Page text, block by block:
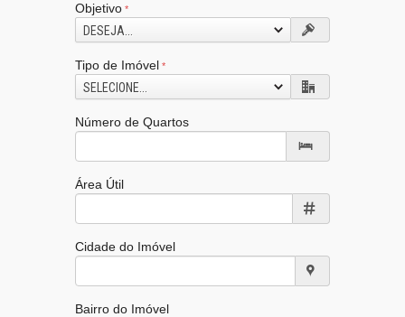
Objetivo
DESEJA...
Tipo de Imóvel
SELECIONE...
Número de Quartos
Área Útil
Cidade do Imóvel
Bairro do Imóvel